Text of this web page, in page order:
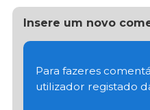
Insere um novo
Para fazeres
utilizador registado